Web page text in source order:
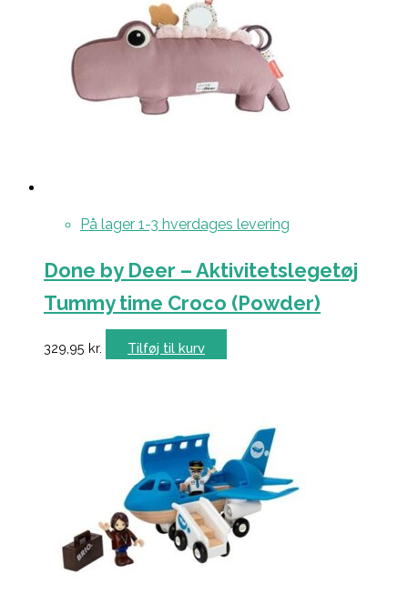
På lager 1-3 hverdages levering
Done by Deer – Aktivitetslegetøj
Tummy time Croco (Powder)
329,95 kr. Tilføj til kurv